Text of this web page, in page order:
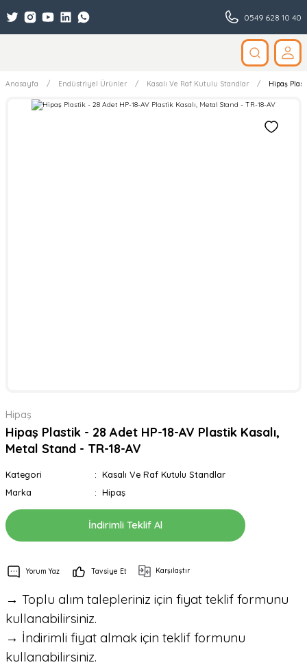
0549 628 10 40
Anasayfa Endüstriyel Ürünler Kasalı Ve Raf Kutulu Standlar Hipaş
Hipaş
Hipaş Plastik - 28 Adet HP-18-AV Plastik Kasalı,
Metal Stand - TR-18-AV
Kategori
Kasalı Ve Raf Kutulu Standlar
Marka
Hipaş
İndirimli Teklif Al
Yorum Yaz Tavsiye Et Karşılaştır
→ Toplu alım talepleriniz için fiyat teklif formunu
kullanabilirsiniz.
→ İndirimli fiyat almak için teklif formunu
kullanabilirsiniz.